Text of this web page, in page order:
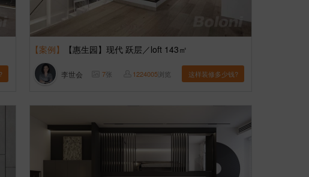
【案例】 【惠生园】现代 跃层／loft 143㎡
李世会 7张 1224005浏览 这样装修多少钱?